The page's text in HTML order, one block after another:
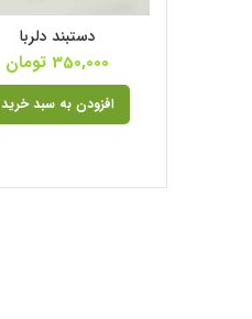
دستبند دلربا
350,000 تومان
افزودن به سبد خرید